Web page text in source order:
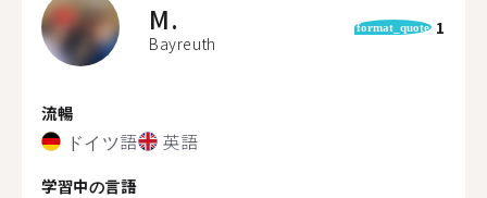
M.
Bayreuth
format_quote 1
流暢
ドイツ語 英語
学習中の言語